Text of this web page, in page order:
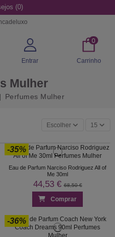
(0)
Entrar
0
Carrinho
Mulher
Perfumes Mulher
Escolher 15
-35%
Eau de Parfum Narciso Rodriguez All of
Me 30ml
44,53 €68,50 €
Comprar
-36%